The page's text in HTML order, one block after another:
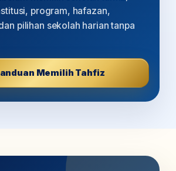
program, hafazan,
pilihan sekolah harian tanpa
Memilih Tahfiz